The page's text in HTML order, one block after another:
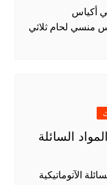
أكياس
السائلة
الآتوماتيكية